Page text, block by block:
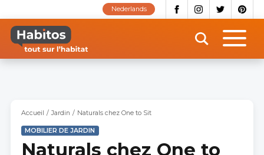
contenu
principal
Nederlands
Accueil Jardin Naturals chez One to Sit
MOBILIER DE JARDIN
Naturals chez One to